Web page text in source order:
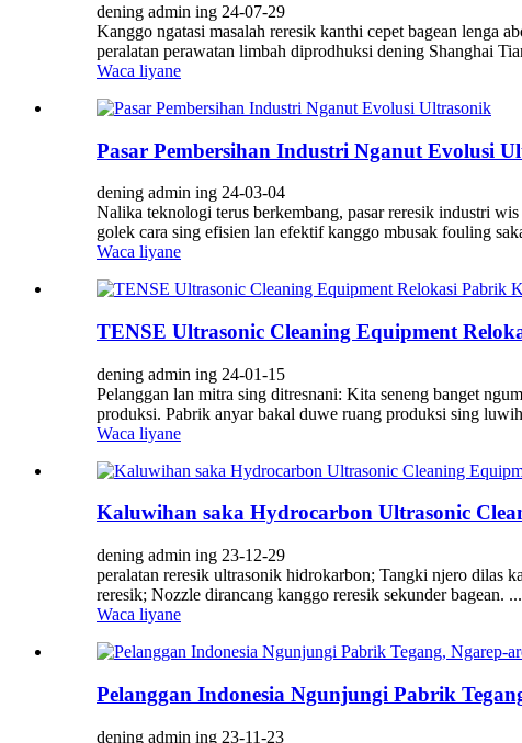
dening admin ing 24-07-29
Kanggo ngatasi masalah reresik kanthi cepet bagean lenga
peralatan perawatan limbah diprodhuksi dening Shanghai
Waca liyane
Pasar Pembersihan Industri Nganut Evolusi
dening admin ing 24-03-04
Nalika teknologi terus berkembang, pasar reresik industri
golek cara sing efisien lan efektif kanggo mbusak fouling
Waca liyane
TENSE Ultrasonic Cleaning Equipment
dening admin ing 24-01-15
Pelanggan lan mitra sing ditresnani: Kita seneng banget
produksi. Pabrik anyar bakal duwe ruang produksi sing
Waca liyane
Kaluwihan saka Hydrocarbon Ultrasonic
dening admin ing 23-12-29
peralatan reresik ultrasonik hidrokarbon; Tangki njero dilas
reresik; Nozzle dirancang kanggo reresik sekunder bagean. ...
Waca liyane
Pelanggan Indonesia Ngunjungi Pabrik
dening admin ing 23-11-23